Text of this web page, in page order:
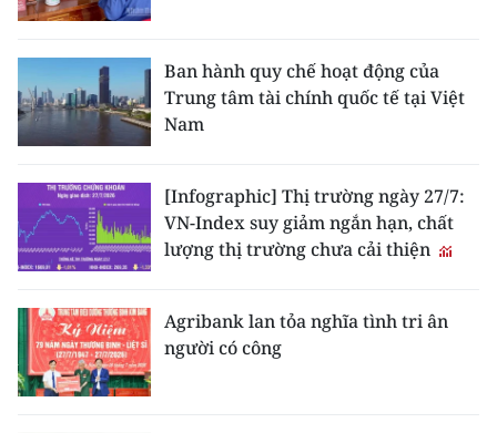
Ban hành quy chế hoạt động của
Trung tâm tài chính quốc tế tại Việt
Nam
[Infographic] Thị trường ngày 27/7:
VN-Index suy giảm ngắn hạn, chất
lượng thị trường chưa cải thiện
Agribank lan tỏa nghĩa tình tri ân
người có công